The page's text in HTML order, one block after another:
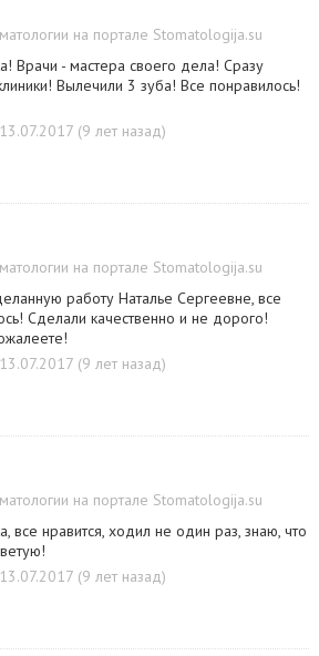
на портале Stomatologija.su
Врачи - мастера своего дела! Сразу
Вылечили 3 зуба! Все понравилось!
(9 лет назад)
на портале Stomatologija.su
работу Наталье Сергеевне, все
Сделали качественно и не дорого!
(9 лет назад)
на портале Stomatologija.su
все нравится, ходил не один раз, знаю, что
(9 лет назад)